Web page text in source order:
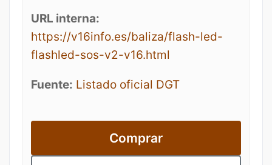
URL interna:
https://v16info.es/baliza/flash-led-
flashled-sos-v2-v16.html
Fuente: Listado oficial DGT
Comprar